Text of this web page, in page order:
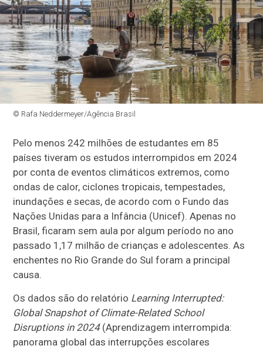
© Rafa Neddermeyer/Agência Brasil
Pelo menos 242 milhões de estudantes em 85
países tiveram os estudos interrompidos em 2024
por conta de eventos climáticos extremos, como
ondas de calor, ciclones tropicais, tempestades,
inundações e secas, de acordo com o Fundo das
Nações Unidas para a Infância (Unicef). Apenas no
Brasil, ficaram sem aula por algum período no ano
passado 1,17 milhão de crianças e adolescentes. As
enchentes no Rio Grande do Sul foram a principal
causa.
Os dados são do relatório Learning Interrupted:
Global Snapshot of Climate-Related School
Disruptions in 2024(Aprendizagem interrompida:
panorama global das interrupções escolares